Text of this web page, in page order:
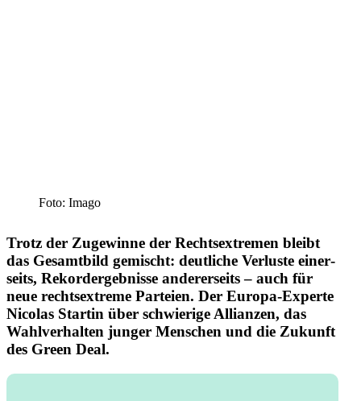
Foto: Imago
Trotz der Zugewinne der Rechts­extremen bleibt
das Gesamtbild gemischt: deutliche Verluste einer­
seits, Rekord­ergeb­nisse anderer­seits – auch für
neue rechts­extreme Parteien. Der Europa-Experte
Nicolas Startin über schwierige Allianzen, das
Wahlver­halten junger Menschen und die Zukunft
des Green Deal.